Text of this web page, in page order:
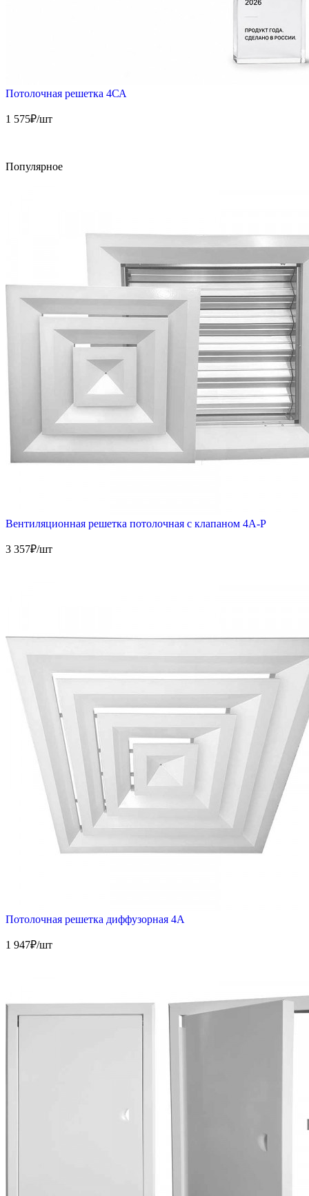
Потолочная решетка 4СА
1 575₽/шт
Популярное
Вентиляционная решетка потолочная с клапаном 4А-Р
3 357₽/шт
Потолочная решетка диффузорная 4А
1 947₽/шт